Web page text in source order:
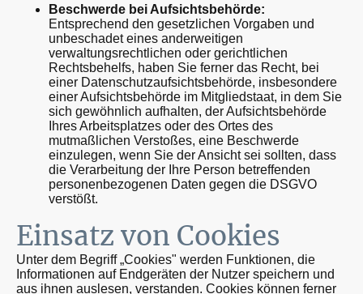
Beschwerde bei Aufsichtsbehörde:
Entsprechend den gesetzlichen Vorgaben und
unbeschadet eines anderweitigen
verwaltungsrechtlichen oder gerichtlichen
Rechtsbehelfs, haben Sie ferner das Recht, bei
einer Datenschutzaufsichtsbehörde, insbesondere
einer Aufsichtsbehörde im Mitgliedstaat, in dem Sie
sich gewöhnlich aufhalten, der Aufsichtsbehörde
Ihres Arbeitsplatzes oder des Ortes des
mutmaßlichen Verstoßes, eine Beschwerde
einzulegen, wenn Sie der Ansicht sei sollten, dass
die Verarbeitung der Ihre Person betreffenden
personenbezogenen Daten gegen die DSGVO
verstößt.
Einsatz von Cookies
Unter dem Begriff „Cookies" werden Funktionen, die
Informationen auf Endgeräten der Nutzer speichern und
aus ihnen auslesen, verstanden. Cookies können ferner